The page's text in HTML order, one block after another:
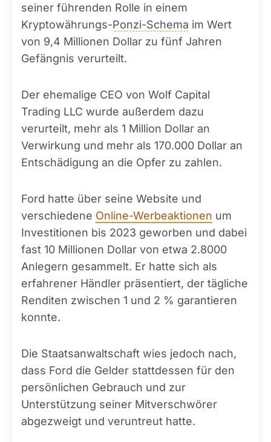
seiner führenden Rolle in einem
Kryptowährungs-Ponzi-Schema im Wert
von 9,4 Millionen Dollar zu fünf Jahren
Gefängnis verurteilt.
Der ehemalige CEO von Wolf Capital
Trading LLC wurde außerdem dazu
verurteilt, mehr als 1 Million Dollar an
Verwirkung und mehr als 170.000 Dollar an
Entschädigung an die Opfer zu zahlen.
Ford hatte über seine Website und
verschiedene Online-Werbeaktionen um
Investitionen bis 2023 geworben und dabei
fast 10 Millionen Dollar von etwa 2.8000
Anlegern gesammelt. Er hatte sich als
erfahrener Händler präsentiert, der tägliche
Renditen zwischen 1 und 2 % garantieren
konnte.
Die Staatsanwaltschaft wies jedoch nach,
dass Ford die Gelder stattdessen für den
persönlichen Gebrauch und zur
Unterstützung seiner Mitverschwörer
abgezweigt und veruntreut hatte.